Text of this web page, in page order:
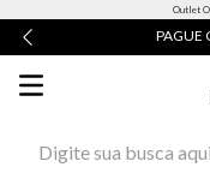
Outlet
PAGUE